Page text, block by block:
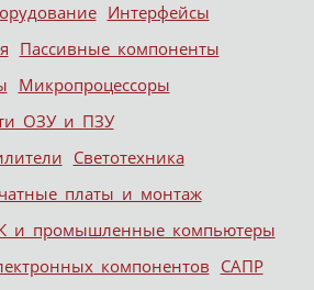
Интерфейсы
Пассивные компоненты
Микропроцессоры
ОЗУ и ПЗУ
Светотехника
платы и монтаж
и промышленные компьютеры
компонентов САПР